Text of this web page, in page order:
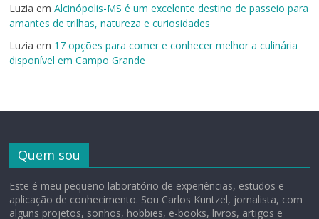
Luzia emAlcinópolis-MS é um excelente destino de passeio para
amantes de trilhas, natureza e curiosidades
Luzia em 17 opções para comer e conhecer melhor a culinária
disponível em Campo Grande
Quem sou
Este é meu pequeno laboratório de experiências, estudos e
aplicação de conhecimento. Sou Carlos Kuntzel, jornalista, com
alguns projetos, sonhos, hobbies, e-books, livros, artigos e